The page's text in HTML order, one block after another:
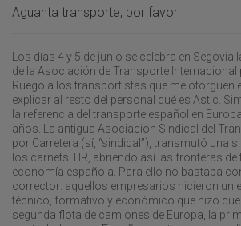
Aguanta transporte, por favor
Los días 4 y 5 de junio se celebra en Segovia
de la Asociación de Transporte Internacional
Ruego a los transportistas que me otorguen
explicar al resto del personal qué es Astic.
la referencia del transporte español en
años. La antigua Asociación Sindical del
por Carretera (sí, “sindical”), transmutó una
los carnets TIR, abriendo así las fronteras de
economía española. Para ello no bastaba
corrector: aquellos empresarios hicieron un
técnico, formativo y económico que hizo
segunda flota de camiones de Europa, la